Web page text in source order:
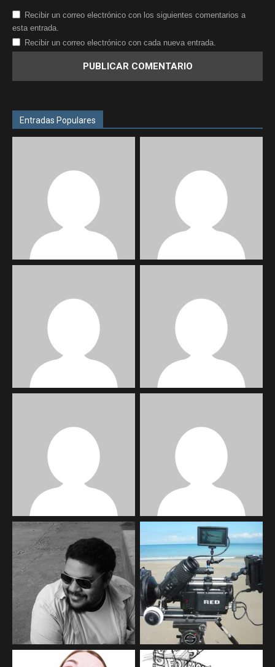
Recibir un correo electrónico con los siguientes comentarios a
esta entrada.
Recibir un correo electrónico con cada nueva entrada.
Entradas Populares